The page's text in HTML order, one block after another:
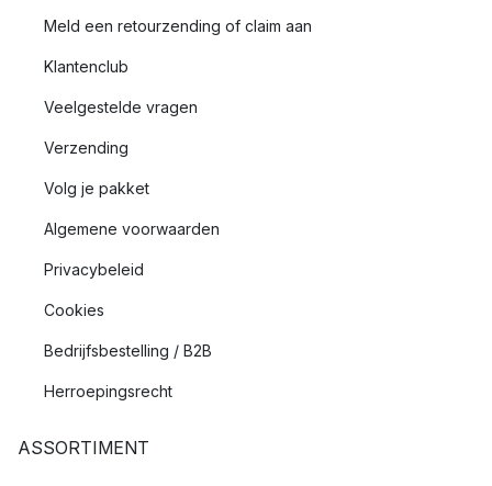
Meld een retourzending of claim aan
Klantenclub
Veelgestelde vragen
Verzending
Volg je pakket
Algemene voorwaarden
Privacybeleid
Cookies
Bedrijfsbestelling / B2B
Herroepingsrecht
ASSORTIMENT